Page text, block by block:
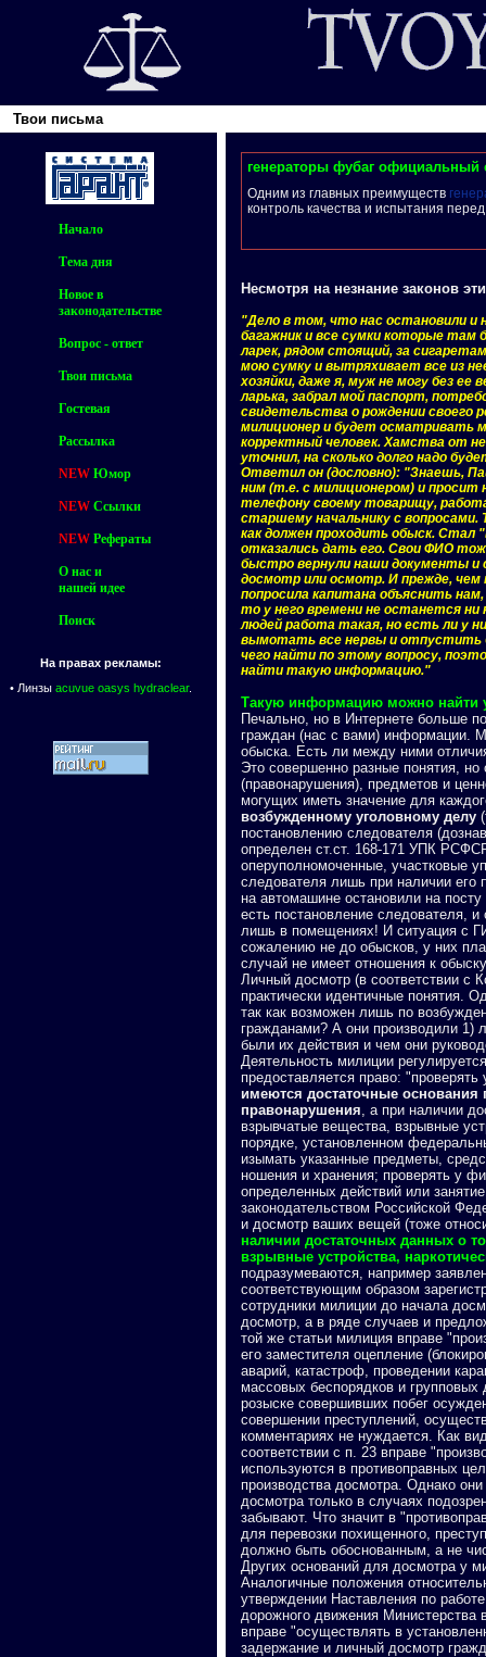
Твои письма
Начало
Тема дня
Новое в
законодательстве
Вопрос - ответ
Твои письма
Гостевая
Рассылка
NEW Юмор
NEW Ссылки
NEW Рефераты
О нас и
нашей идее
Поиск
На правах рекламы:
• Линзы acuvue oasys hydraclear.
генераторы фубаг официальный
Одним из главных преимуществ
контроль качества и испытания
Несмотря на незнание законов
"Дело в том, что нас остановили и
багажник и все сумки которые там
ларек, рядом стоящий, за
мою сумку и вытряхивает все из
хозяйки, даже я, муж не могу без ее
ларька, забрал мой паспорт,
свидетельства о рождении своего
милиционер и будет осматривать
корректный человек. Хамства от
уточнил, на сколько долго надо
Ответил он (дословно): "Знаешь,
ним (т.е. с милиционером) и
телефону своему товарищу,
старшему начальнику с
как должен проходить обыск. Стал
отказались дать его. Свои ФИО
быстро вернули наши документы и
досмотр или осмотр. И прежде,
попросила капитана объяснить
то у него времени не останется
людей работа такая, но есть ли у
вымотать все нервы и отпустить
чего найти по этому вопросу,
найти такую информацию."
Такую информацию можно найти
Печально, но в Интернете больше
граждан (нас с вами) информации.
обыска. Есть ли между ними
Это совершенно разные понятия,
(правонарушения), предметов и
могущих иметь значение для
возбужденному уголовному делу
постановлению следователя
определен ст.ст. 168-171 УПК
оперуполномоченные, участковые
следователя лишь при наличии его
на автомашине остановили на
есть постановление следователя,
лишь в помещениях! И ситуация с
сожалению не до обысков, у них
случай не имеет отношения к
Личный досмотр (в соответствии
практически идентичные понятия.
так как возможен лишь по
гражданами? А они производили 1)
были их действия и чем они
Деятельность милиции
предоставляется право:
имеются достаточные основания
правонарушения, а при наличии
взрывчатые вещества, взрывные
порядке, установленном
изымать указанные предметы,
ношения и хранения; проверять у
определенных действий или
законодательством Российской
и досмотр ваших вещей (тоже
наличии достаточных данных о
взрывные устройства,
подразумеваются, например
соответствующим образом
сотрудники милиции до начала
досмотр, а в ряде случаев и
той же статьи милиция вправе
его заместителя оцепление
аварий, катастроф, проведении
массовых беспорядков и
розыске совершивших побег
совершении преступлений,
комментариях не нуждается. Как
соответствии с п. 23 вправе
используются в противоправных
производства досмотра. Однако
досмотра только в случаях
забывают. Что значит в
для перевозки похищенного,
должно быть обоснованным, а не
Других оснований для досмотра у
Аналогичные положения
утверждении Наставления по
дорожного движения Министерства
вправе "осуществлять в
задержание и личный досмотр